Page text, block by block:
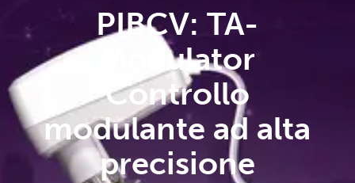
PIBCV: TA-
Modulator
Controllo
modulante ad alta
precisione